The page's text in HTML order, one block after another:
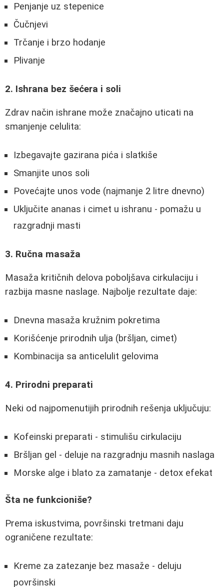
Penjanje uz stepenice
Čučnjevi
Trčanje i brzo hodanje
Plivanje
2. Ishrana bez šećera i soli
Zdrav način ishrane može značajno uticati na
smanjenje celulita:
Izbegavajte gazirana pića i slatkiše
Smanjite unos soli
Povećajte unos vode (najmanje 2 litre dnevno)
Uključite ananas i cimet u ishranu - pomažu u
razgradnji masti
3. Ručna masaža
Masaža kritičnih delova poboljšava cirkulaciju i
razbija masne naslage. Najbolje rezultate daje:
Dnevna masaža kružnim pokretima
Korišćenje prirodnih ulja (bršljan, cimet)
Kombinacija sa anticelulit gelovima
4. Prirodni preparati
Neki od najpomenutijih prirodnih rešenja uključuju:
Kofeinski preparati - stimulišu cirkulaciju
Bršljan gel - deluje na razgradnju masnih naslaga
Morske alge i blato za zamatanje - detox efekat
Šta ne funkcioniše?
Prema iskustvima, površinski tretmani daju
ograničene rezultate:
Kreme za zatezanje bez masaže - deluju
površinski